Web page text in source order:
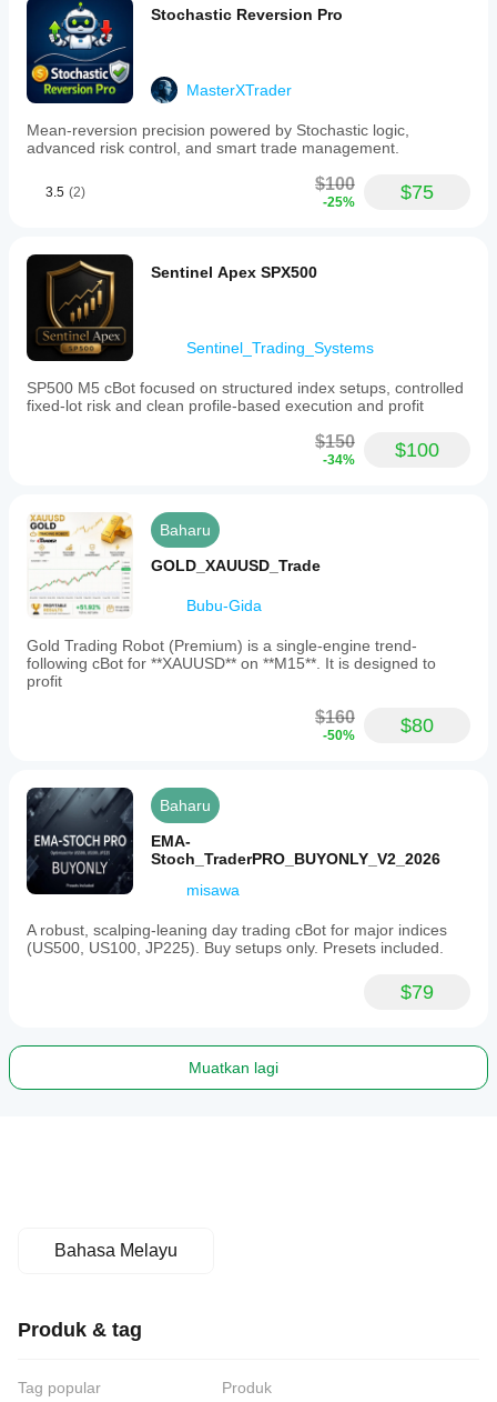
Stochastic Reversion Pro
MasterXTrader
Mean-reversion precision powered by Stochastic logic,
advanced risk control, and smart trade management.
3.5 (2) $100
-25% $75
Sentinel Apex SPX500
Sentinel_Trading_Systems
SP500 M5 cBot focused on structured index setups, controlled
fixed-lot risk and clean profile-based execution and profit
$150
-34% $100
Baharu
GOLD_XAUUSD_Trade
Bubu-Gida
Gold Trading Robot (Premium) is a single-engine trend-
following cBot for **XAUUSD** on **M15**. It is designed to
profit
$160
-50% $80
Baharu
EMA-
Stoch_TraderPRO_BUYONLY_V2_2026
misawa
A robust, scalping-leaning day trading cBot for major indices
(US500, US100, JP225). Buy setups only. Presets included.
$79
Muatkan lagi
Bahasa Melayu
Produk & tag
Tag popular
Produk